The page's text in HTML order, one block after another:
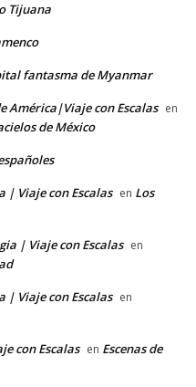
Tijuana
fantasma de Myanmar
América|Viaje con Escalas en
de México
| Viaje con Escalas en Los
| Viaje con Escalas en
| Viaje con Escalas en
con Escalas en Escenas de